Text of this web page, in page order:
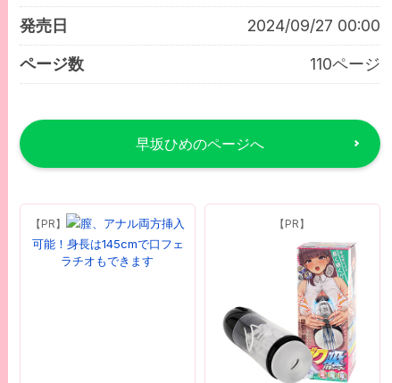
発売日 2024/09/27 00:00
ページ数 110ページ
早坂ひめのページへ
【PR】
膣、アナル両方挿入
可能！身長は145cmで口フェ
ラチオもできます
【PR】